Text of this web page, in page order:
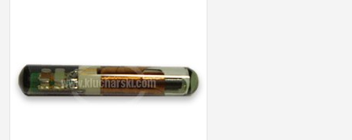
АВТОКЛЮЧАЛКИ И ЧАСТИ
ЕМУЛАТОРИ